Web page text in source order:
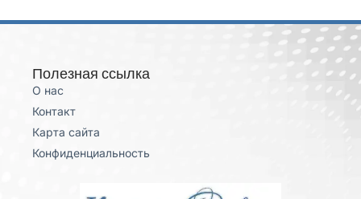
Полезная ссылка
О нас
Контакт
Карта сайта
Конфиденциальность